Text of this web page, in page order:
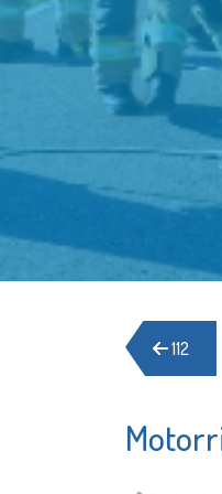
112
Irado